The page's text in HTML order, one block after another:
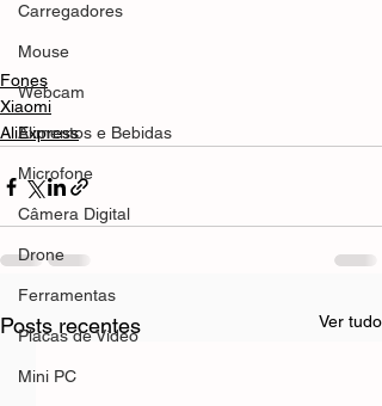
Carregadores
Mouse
Webcam
Alimentos e Bebidas
Microfone
Câmera Digital
Drone
Ferramentas
Placas de Vídeo
Mini PC
Fones
Xiaomi
AliExpress
Posts recentes Ver tudo